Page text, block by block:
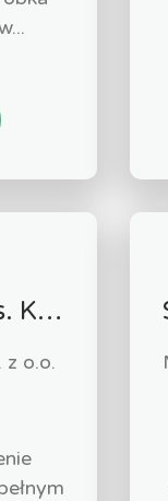
Ekspert / Ekspertka ds. Księgowości
o.o.